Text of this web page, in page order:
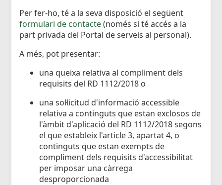
Per fer-ho, té a la seva disposició el següent
formulari de contacte(només si té accés a la
part privada del Portal de serveis al personal).
A més, pot presentar:
una queixa relativa al compliment dels
requisits del RD 1112/2018 o
una sol·licitud d'informació accessible
relativa a continguts que estan exclosos de
l'àmbit d'aplicació del RD 1112/2018 segons
el que estableix l'article 3, apartat 4, o
continguts que estan exempts de
compliment dels requisits d'accessibilitat
per imposar una càrrega
desproporcionada